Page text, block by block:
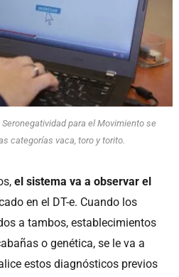
para el Movimiento se
categorías vaca, toro y torito.
el sistema va a observar el
en el DT-e. Cuando los
a tambos, establecimientos
o genética, se le va a
estos diagnósticos previos